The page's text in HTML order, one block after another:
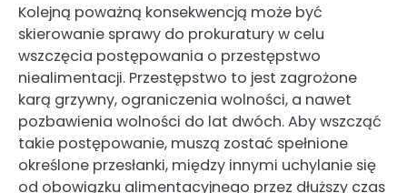
Kolejną poważną konsekwencją może być
skierowanie sprawy do prokuratury w celu
wszczęcia postępowania o przestępstwo
niealimentacji. Przestępstwo to jest zagrożone
karą grzywny, ograniczenia wolności, a nawet
pozbawienia wolności do lat dwóch. Aby wszcząć
takie postępowanie, muszą zostać spełnione
określone przesłanki, między innymi uchylanie się
od obowiązku alimentacyjnego przez dłuższy czas